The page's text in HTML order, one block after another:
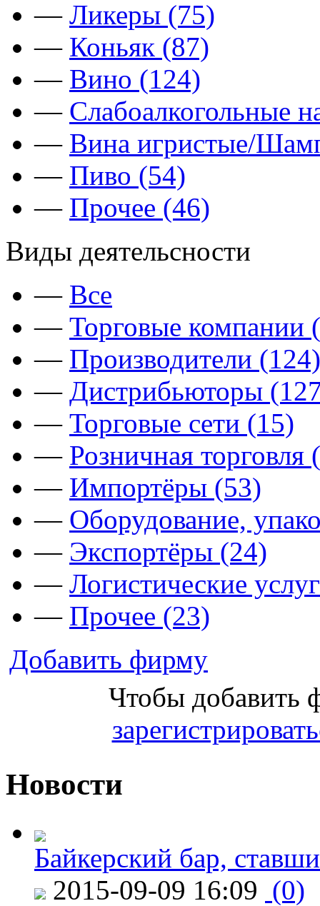
— Ликеры (75)
— Коньяк (87)
— Вино (124)
— Слабоалкогольные
— Вина игристые/
— Пиво (54)
— Прочее (46)
Виды деятельсности
— Все
— Торговые компании
— Производители (124)
— Дистрибьюторы
— Торговые сети (15)
— Розничная торговля
— Импортёры (53)
— Оборудование,
— Экспортёры (24)
— Логистические
— Прочее (23)
Добавить фирму
Чтобы добавить
Новости
Байкерский бар,
2015-09-09 16:09 (0)